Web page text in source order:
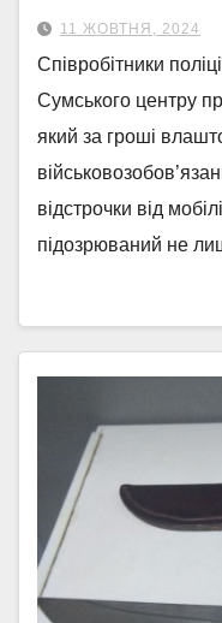
11 ЖОВТНЯ, 2024
Співробітники
Сумського центру
який за гроші
відстрочки від
підозрюваний не